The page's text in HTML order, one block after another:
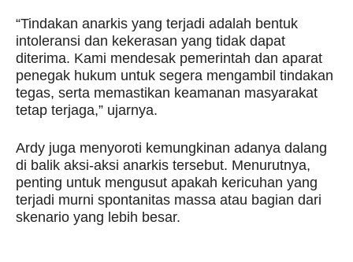
“Tindakan anarkis yang terjadi adalah bentuk
intoleransi dan kekerasan yang tidak dapat
diterima. Kami mendesak pemerintah dan aparat
penegak hukum untuk segera mengambil tindakan
tegas, serta memastikan keamanan masyarakat
tetap terjaga,” ujarnya.
Ardy juga menyoroti kemungkinan adanya dalang
di balik aksi-aksi anarkis tersebut. Menurutnya,
penting untuk mengusut apakah kericuhan yang
terjadi murni spontanitas massa atau bagian dari
skenario yang lebih besar.